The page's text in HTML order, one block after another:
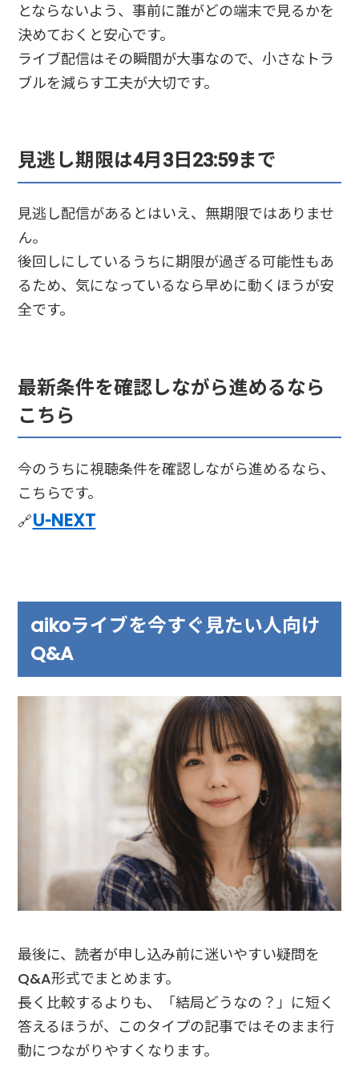
とならないよう、事前に誰がどの端末で見るかを
決めておくと安心です。
ライブ配信はその瞬間が大事なので、小さなトラ
ブルを減らす工夫が大切です。
見逃し期限は4月3日23:59まで
見逃し配信があるとはいえ、無期限ではありませ
ん。
後回しにしているうちに期限が過ぎる可能性もあ
るため、気になっているなら早めに動くほうが安
全です。
最新条件を確認しながら進めるなら
こちら
今のうちに視聴条件を確認しながら進めるなら、
こちらです。
🔗U-NEXT
aikoライブを今すぐ見たい人向け
Q&A
最後に、読者が申し込み前に迷いやすい疑問を
Q&A形式でまとめます。
長く比較するよりも、「結局どうなの？」に短く
答えるほうが、このタイプの記事ではそのまま行
動につながりやすくなります。